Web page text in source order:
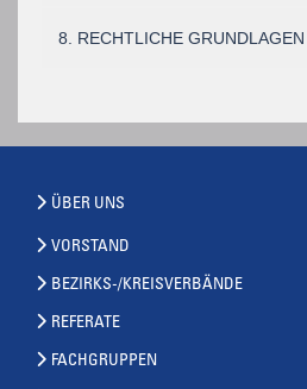
8. RECHTLICHE GRUNDLAGEN
ÜBER UNS
VORSTAND
BEZIRKS-/KREISVERBÄNDE
REFERATE
FACHGRUPPEN